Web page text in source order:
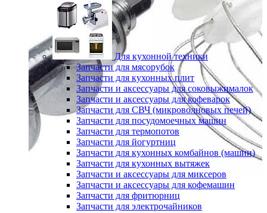
Для кухонной техники
Запчасти для мясорубок
Запчасти для кухонных плит
Запчасти и аксессуары для соковыжималок
Запчасти и аксессуары для кофеварок
Запчасти для СВЧ (микроволновых печей)
Запчасти для посудомоечных машин
Запчасти для термопотов
Запчасти для йогуртниц
Запчасти для кухонных комбайнов (машин)
Запчасти для кухонных вытяжек
Запчасти и аксессуары для миксеров
Запчасти и аксессуары для кофемашин
Запчасти для фритюрниц
Запчасти для электрочайников